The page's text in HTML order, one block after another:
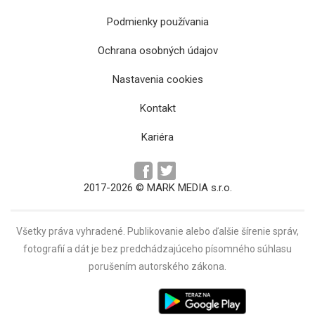
Sklamaná Vonnová: „Nebol to koniec
rozprávky, ale život“
Podmienky používania
Ochrana osobných údajov
Nastavenia cookies
Kontakt
Kariéra
2017-2026 © MARK MEDIA s.r.o.
Všetky práva vyhradené. Publikovanie alebo ďalšie šírenie správ,
fotografií a dát je bez predchádzajúceho písomného súhlasu
porušením autorského zákona.